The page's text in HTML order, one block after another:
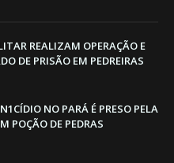
REALIZAM OPERAÇÃO E
DE PRISÃO EM PEDREIRAS
NO PARÁ É PRESO PELA
POÇÃO DE PEDRAS